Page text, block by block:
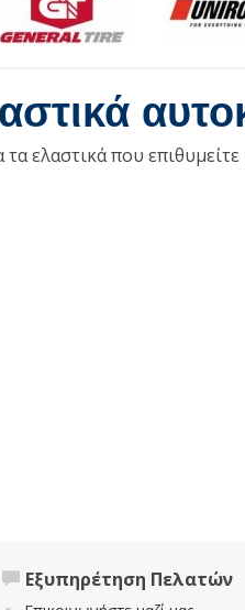
ελαστικά που
Εξυπηρέτηση Πελατών